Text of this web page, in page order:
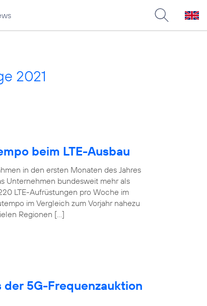
2021
beim LTE-Ausbau
in den ersten Monaten des Jahres
Unternehmen bundesweit mehr als
LTE-Aufrüstungen pro Woche im
im Vergleich zum Vorjahr nahezu
Regionen […]
5G-Frequenzauktion